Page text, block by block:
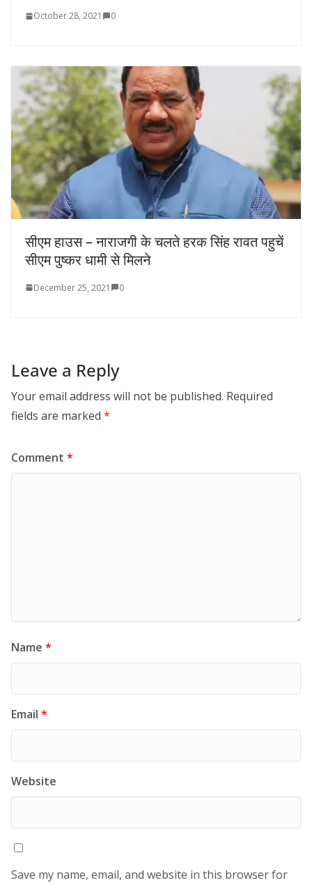
October 28, 2021 0
सीएम हाउस – नाराजगी के चलते हरक सिंह रावत पहुचें
सीएम पुष्कर धामी से मिलने
December 25, 2021 0
Leave a Reply
Your email address will not be published. Required
fields are marked *
Comment *
Name *
Email *
Website
Save my name, email, and website in this browser for